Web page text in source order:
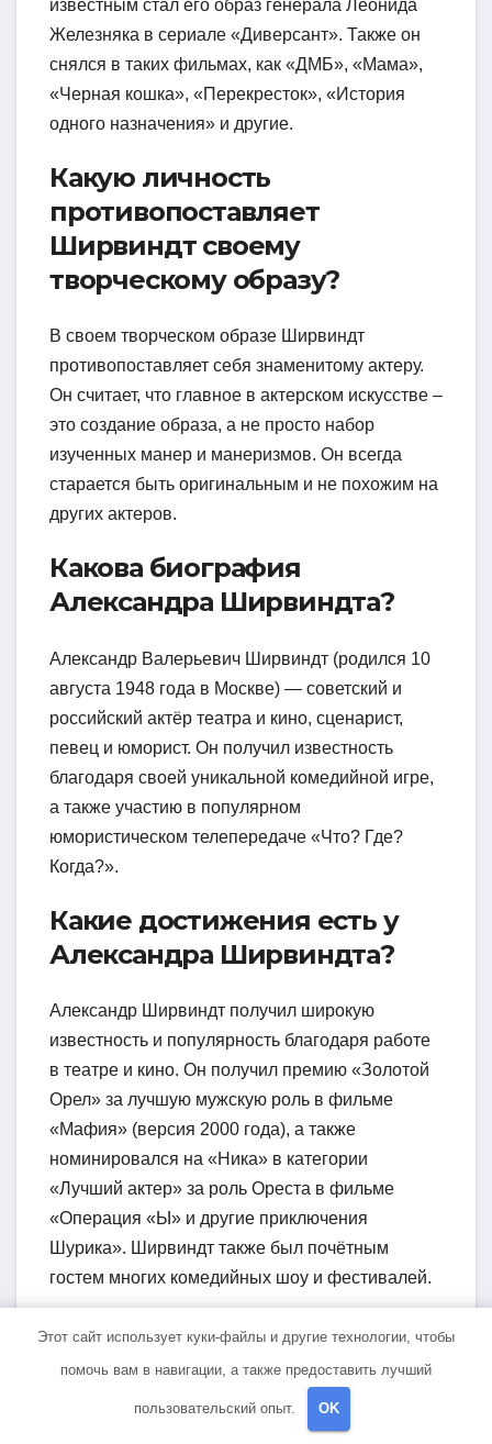
известным стал его образ генерала Леонида
Железняка в сериале «Диверсант». Также он
снялся в таких фильмах, как «ДМБ», «Мама»,
«Черная кошка», «Перекресток», «История
одного назначения» и другие.
Какую личность
противопоставляет
Ширвиндт своему
творческому образу?
В своем творческом образе Ширвиндт
противопоставляет себя знаменитому актеру.
Он считает, что главное в актерском искусстве –
это создание образа, а не просто набор
изученных манер и манеризмов. Он всегда
старается быть оригинальным и не похожим на
других актеров.
Какова биография
Александра Ширвиндта?
Александр Валерьевич Ширвиндт (родился 10
августа 1948 года в Москве) — советский и
российский актёр театра и кино, сценарист,
певец и юморист. Он получил известность
благодаря своей уникальной комедийной игре,
а также участию в популярном
юмористическом телепередаче «Что? Где?
Когда?».
Какие достижения есть у
Александра Ширвиндта?
Александр Ширвиндт получил широкую
известность и популярность благодаря работе
в театре и кино. Он получил премию «Золотой
Орел» за лучшую мужскую роль в фильме
«Мафия» (версия 2000 года), а также
номинировался на «Ника» в категории
«Лучший актер» за роль Ореста в фильме
«Операция «Ы» и другие приключения
Шурика». Ширвиндт также был почётным
гостем многих комедийных шоу и фестивалей.
Навигация
Александр
Сергеевич Пушкин
Песков — жизнь и
Этот сайт использует куки-файлы и другие технологии, чтобы
помочь вам в навигации, а также предоставить лучший
пользовательский опыт. OK